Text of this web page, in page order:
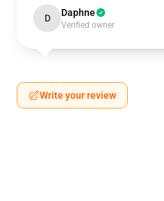
D Daphne
Verified owner
Write your review